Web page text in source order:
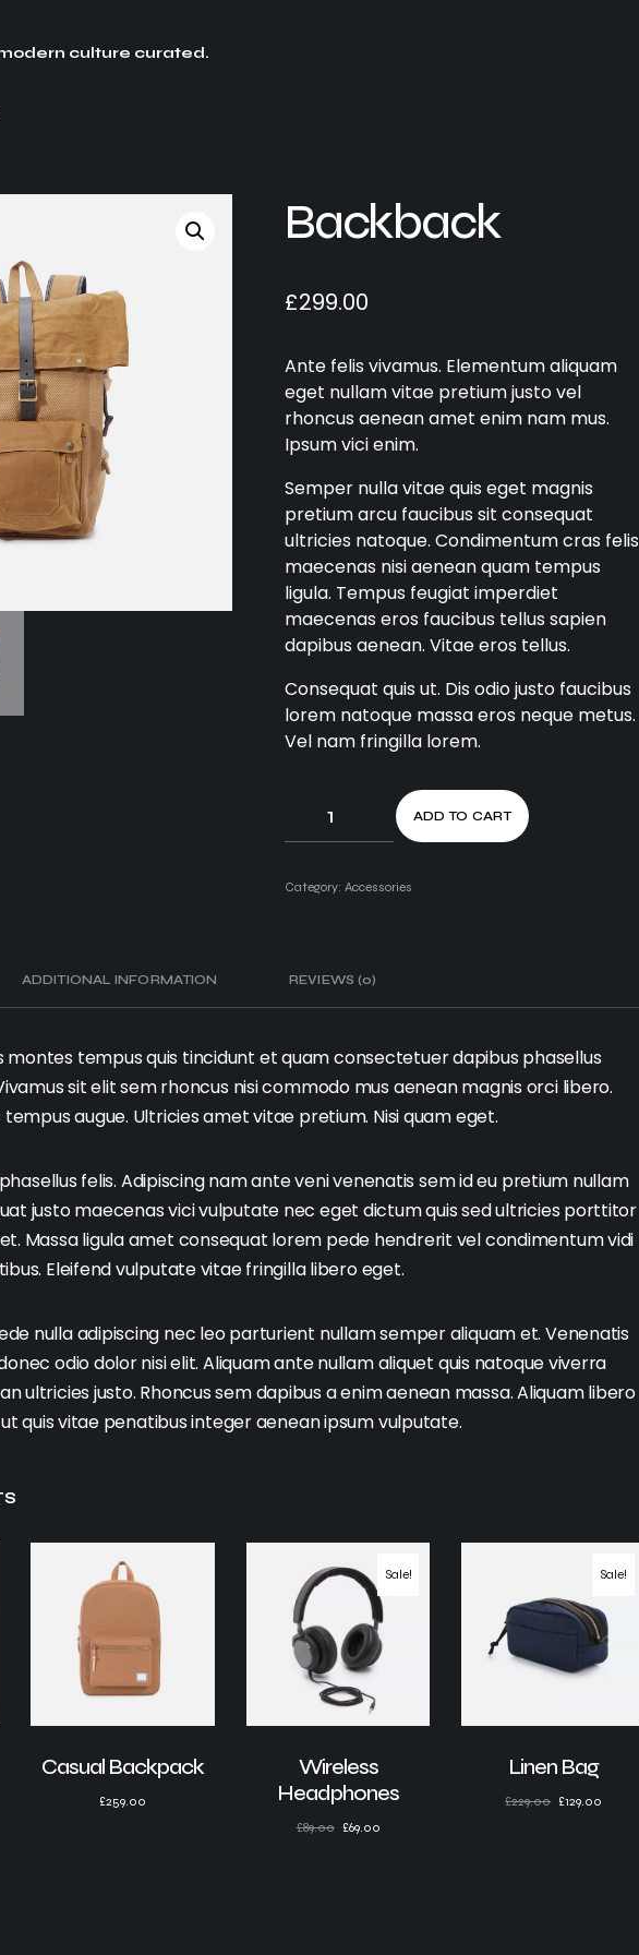
culture curated.
Backback
£299.00
Ante felis vivamus. Elementum aliquam
eget nullam vitae pretium justo vel
rhoncus aenean amet enim nam mus.
Ipsum vici enim.
Semper nulla vitae quis eget magnis
pretium arcu faucibus sit consequat
ultricies natoque. Condimentum cras felis
maecenas nisi aenean quam tempus
ligula. Tempus feugiat imperdiet
maecenas eros faucibus tellus sapien
dapibus aenean. Vitae eros tellus.
Consequat quis ut. Dis odio justo faucibus
lorem natoque massa eros neque metus.
Vel nam fringilla lorem.
ADD TO CART
Category: Accessories
ADDITIONAL INFORMATION REVIEWS (0)
montes tempus quis tincidunt et quam consectetuer dapibus phasellus
sit elit sem rhoncus nisi commodo mus aenean magnis orci libero.
augue. Ultricies amet vitae pretium. Nisi quam eget.
felis. Adipiscing nam ante veni venenatis sem id eu pretium nullam
justo maecenas vici vulputate nec eget dictum quis sed ultricies porttitor
Massa ligula amet consequat lorem pede hendrerit vel condimentum vidi
Eleifend vulputate vitae fringilla libero eget.
nulla adipiscing nec leo parturient nullam semper aliquam et. Venenatis
odio dolor nisi elit. Aliquam ante nullam aliquet quis natoque viverra
ultricies justo. Rhoncus sem dapibus a enim aenean massa. Aliquam libero
quis vitae penatibus integer aenean ipsum vulputate.
Casual Backpack
£259.00
Sale!
Wireless
Headphones
£89.00 £69.00
Sale!
Linen Bag
£229.00 £129.00